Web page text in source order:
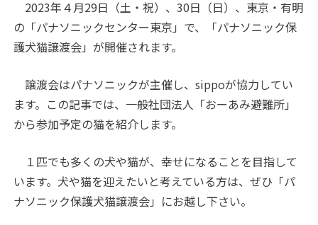
2023年４月29日（土・祝）、30日（日）、東京・有明
の「パナソニックセンター東京」で、「パナソニック保
護犬猫譲渡会」が開催されます。
譲渡会はパナソニックが主催し、sippoが協力してい
ます。この記事では、一般社団法人「おーあみ避難所」
から参加予定の猫を紹介します。
１匹でも多くの犬や猫が、幸せになることを目指して
います。犬や猫を迎えたいと考えている方は、ぜひ「パ
ナソニック保護犬猫譲渡会」にお越し下さい。